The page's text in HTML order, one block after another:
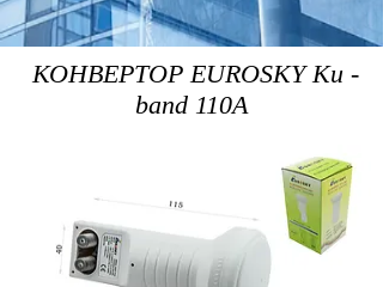
КОНВЕРТОР EUROSKY Ku -
band 110А